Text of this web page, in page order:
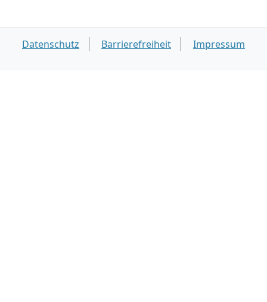
Datenschutz Barrierefreiheit Impressum